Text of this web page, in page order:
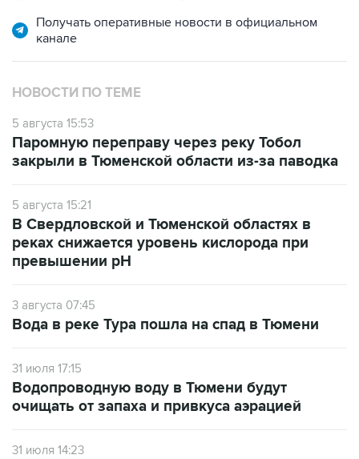
Получать оперативные новости в официальном
канале
НОВОСТИ ПО ТЕМЕ
5 августа 15:53
Паромную переправу через реку Тобол
закрыли в Тюменской области из-за паводка
5 августа 15:21
В Свердловской и Тюменской областях в
реках снижается уровень кислорода при
превышении рН
3 августа 07:45
Вода в реке Тура пошла на спад в Тюмени
31 июля 17:15
Водопроводную воду в Тюмени будут
очищать от запаха и привкуса аэрацией
31 июля 14:23